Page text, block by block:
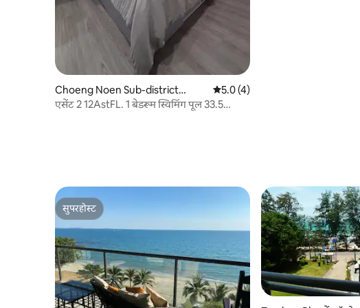
Choeng Noen Sub-district
में निजी कमरा
औसत रेटिंग 5 में से 5.0, 4 समीक्षाएँ
5.0 (4)
एसेंट 2 12AstFL. 1 बेडरूम स्विमिंग पूल 33.5
सुपरहोस्ट
सुपरहोस्ट